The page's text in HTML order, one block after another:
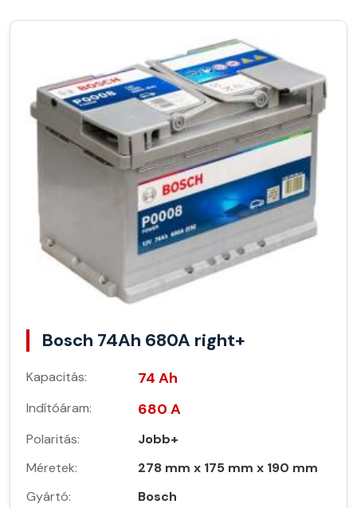
Bosch 74Ah 680A right+
Kapacitás: 74 Ah
Indítóáram: 680 A
Polaritás:
Jobb+
Méretek:
278 mm x 175 mm x 190 mm
Gyártó:
Bosch